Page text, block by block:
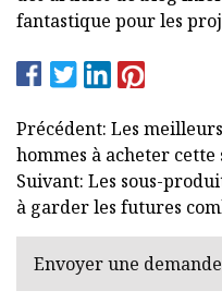
fantastique pour les
Précédent: Les
hommes à acheter
Suivant: Les sous-
à garder les futures
Envoyer une demande